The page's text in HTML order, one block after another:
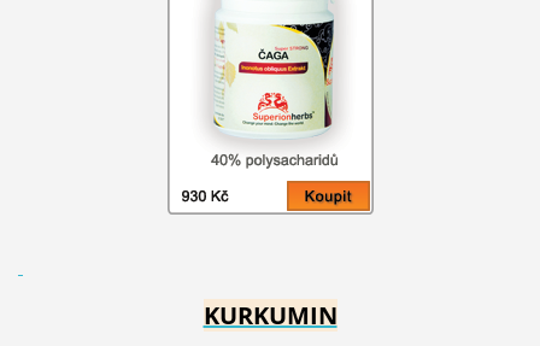
KURKUMIN